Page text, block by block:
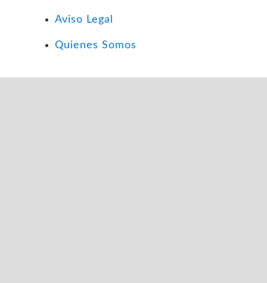
Aviso Legal
Quienes Somos